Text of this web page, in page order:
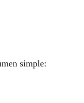
simple: